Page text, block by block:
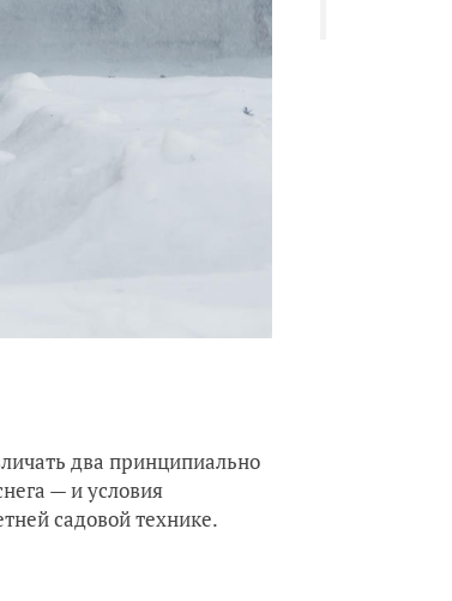
два принципиально
— и условия
садовой технике.